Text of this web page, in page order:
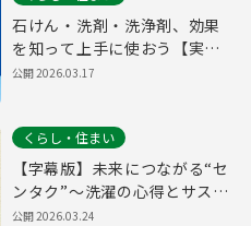
石けん・洗剤・洗浄剤、効果
を知って上手に使おう【実験
実習講座より】
公開2026.03.17
くらし・住まい
【字幕版】未来につながる“セ
ンタク”～洗濯の心得とサステ
ナブルファッション～【衣類
公開2026.03.24